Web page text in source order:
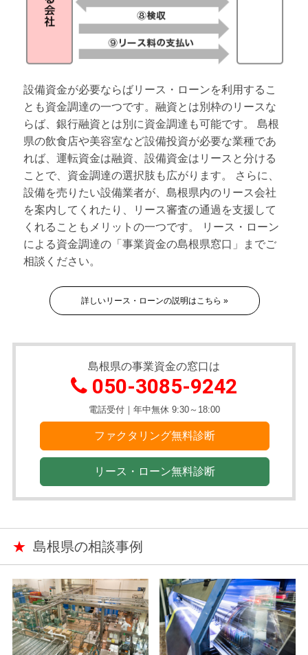
設備資金が必要ならばリース・ローンを利用するこ
とも資金調達の一つです。融資とは別枠のリースな
らば、銀行融資とは別に資金調達も可能です。 島根
県の飲食店や美容室など設備投資が必要な業種であ
れば、運転資金は融資、設備資金はリースと分ける
ことで、資金調達の選択肢も広がります。 さらに、
設備を売りたい設備業者が、島根県内のリース会社
を案内してくれたり、リース審査の通過を支援して
くれることもメリットの一つです。 リース・ローン
による資金調達の「事業資金の島根県窓口」までご
相談ください。
詳しいリース・ローンの説明はこちら »
島根県の事業資金の窓口は
050-3085-9242
電話受付｜年中無休 9:30～18:00
ファクタリング無料診断
リース・ローン無料診断
★ 島根県の相談事例